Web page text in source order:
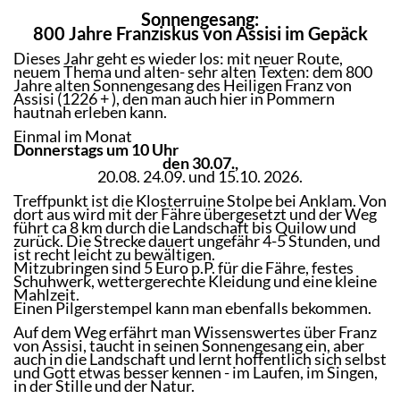
Sonnengesang:
800 Jahre Franziskus von Assisi im Gepäck
Dieses Jahr geht es wieder los: mit neuer Route,
neuem Thema und alten- sehr alten Texten: dem 800
Jahre alten Sonnengesang des Heiligen Franz von
Assisi (1226 + ), den man auch hier in Pommern
hautnah erleben kann.
Einmal im Monat
Donnerstags um 10 Uhr
den 30.07.,
20.08. 24.09. und 15.10. 2026.
Treffpunkt ist die Klosterruine Stolpe bei Anklam. Von
dort aus wird mit der Fähre übergesetzt und der Weg
führt ca 8 km durch die Landschaft bis Quilow und
zurück. Die Strecke dauert ungefähr 4-5 Stunden, und
ist recht leicht zu bewältigen.
Mitzubringen sind 5 Euro p.P. für die Fähre, festes
Schuhwerk, wettergerechte Kleidung und eine kleine
Mahlzeit.
Einen Pilgerstempel kann man ebenfalls bekommen.
Auf dem Weg erfährt man Wissenswertes über Franz
von Assisi, taucht in seinen Sonnengesang ein, aber
auch in die Landschaft und lernt hoffentlich sich selbst
und Gott etwas besser kennen - im Laufen, im Singen,
in der Stille und der Natur.